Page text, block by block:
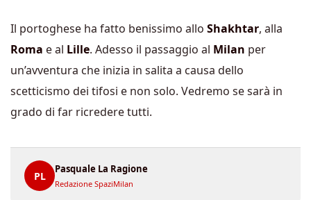
Il portoghese ha fatto benissimo allo Shakhtar, alla
Roma e al Lille. Adesso il passaggio al Milan per
un’avventura che inizia in salita a causa dello
scetticismo dei tifosi e non solo. Vedremo se sarà in
grado di far ricredere tutti.
PL
Pasquale La Ragione
Redazione SpaziMilan